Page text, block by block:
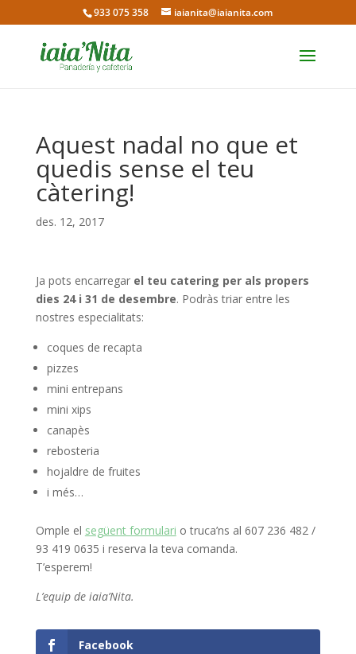
933 075 358 iaianita@iaianita.com
Aquest nadal no que et
quedis sense el teu
càtering!
des. 12, 2017
Ja pots encarregar el teu catering per als propers
dies 24 i 31 de desembre. Podràs triar entre les
nostres especialitats:
coques de recapta
pizzes
mini entrepans
mini xips
canapès
rebosteria
hojaldre de fruites
i més…
Omple el següent formulari o truca’ns al 607 236 482 /
93 419 0635 i reserva la teva comanda.
T’esperem!
L’equip de iaia’Nita.
Facebook